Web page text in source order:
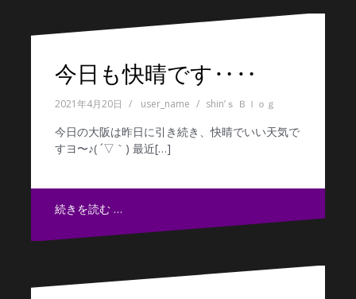
今日も快晴です‥‥
2021年4月20日 user_name shin’ｓ Ｂｌｏｇ
今日の大阪は昨日に引き続き、快晴でいい天気で
すヨ〜♪( ´▽｀) 最近[…]
続きを読む …